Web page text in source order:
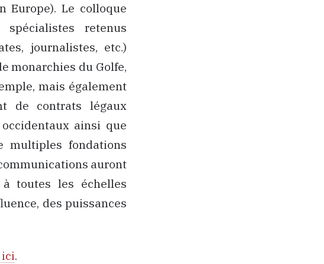
Europe). Le colloque
retenus
journalistes, etc.)
monarchies du Golfe,
mais également
de contrats légaux
ainsi que
multiples fondations
auront
toutes les échelles
des puissances
ici.